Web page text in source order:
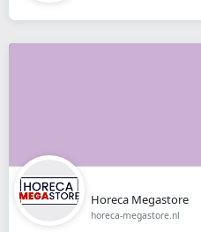
Horeca Megastore
horeca-megastore.nl